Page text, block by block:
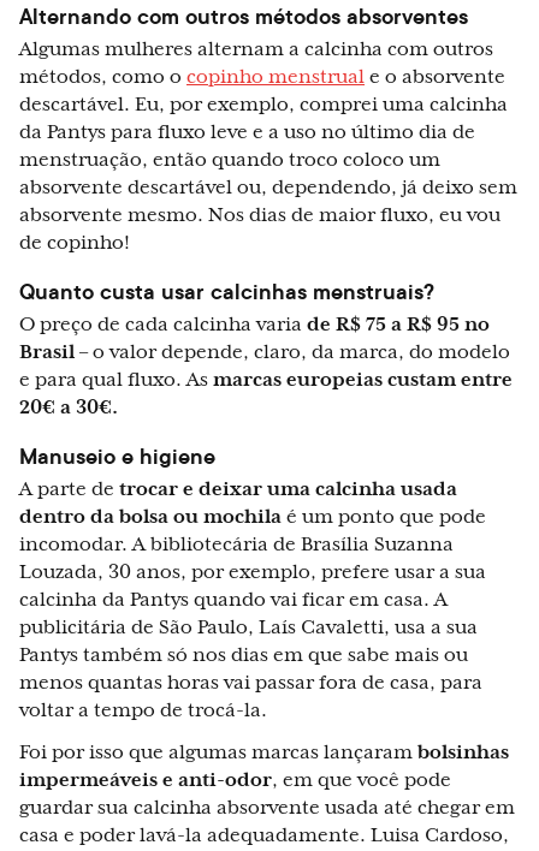
Alternando com outros métodos absorventes
Algumas mulheres alternam a calcinha com outros
métodos, como o copinho menstrual e o absorvente
descartável. Eu, por exemplo, comprei uma calcinha
da Pantys para fluxo leve e a uso no último dia de
menstruação, então quando troco coloco um
absorvente descartável ou, dependendo, já deixo sem
absorvente mesmo. Nos dias de maior fluxo, eu vou
de copinho!
Quanto custa usar calcinhas menstruais?
O preço de cada calcinha varia de R$ 75 a R$ 95 no
Brasil – o valor depende, claro, da marca, do modelo
e para qual fluxo. As marcas europeias custam entre
20€ a 30€.
Manuseio e higiene
A parte de trocar e deixar uma calcinha usada
dentro da bolsa ou mochila é um ponto que pode
incomodar. A bibliotecária de Brasília Suzanna
Louzada, 30 anos, por exemplo, prefere usar a sua
calcinha da Pantys quando vai ficar em casa. A
publicitária de São Paulo, Laís Cavaletti, usa a sua
Pantys também só nos dias em que sabe mais ou
menos quantas horas vai passar fora de casa, para
voltar a tempo de trocá-la.
Foi por isso que algumas marcas lançaram bolsinhas
impermeáveis e anti-odor, em que você pode
guardar sua calcinha absorvente usada até chegar em
casa e poder lavá-la adequadamente. Luisa Cardoso,